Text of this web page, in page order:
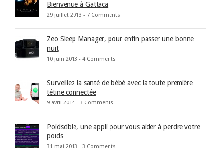
Bienvenue à Gattaca
29 juillet 2013 - 7 Comments
Zeo Sleep Manager, pour enfin passer une bonne
nuit
10 juin 2013 - 4 Comments
Surveillez la santé de bébé avec la toute première
tétine connectée
9 avril 2014 - 3 Comments
Poidscible, une appli pour vous aider à perdre votre
poids
31 mai 2013 - 3 Comments